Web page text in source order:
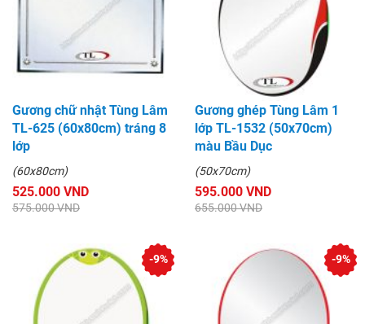
Gương chữ nhật Tùng Lâm
TL-625 (60x80cm) tráng 8
lớp
(60x80cm)
525.000 VND
575.000 VND
Gương ghép Tùng Lâm 1
lớp TL-1532 (50x70cm)
màu Bầu Dục
(50x70cm)
595.000 VND
655.000 VND
-9% -9%